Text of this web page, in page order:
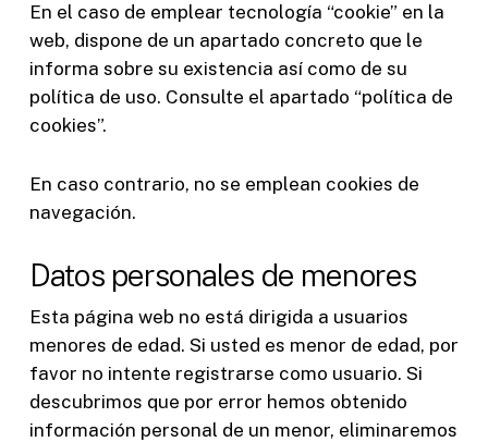
En el caso de emplear tecnología “cookie” en la
web, dispone de un apartado concreto que le
informa sobre su existencia así como de su
política de uso. Consulte el apartado “política de
cookies”.
En caso contrario, no se emplean cookies de
navegación.
Datos personales de menores
Esta página web no está dirigida a usuarios
menores de edad. Si usted es menor de edad, por
favor no intente registrarse como usuario. Si
descubrimos que por error hemos obtenido
información personal de un menor, eliminaremos